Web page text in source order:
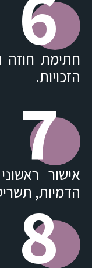
חתימת חוזה
הזכויות.
7אישור
הדמיות,
8